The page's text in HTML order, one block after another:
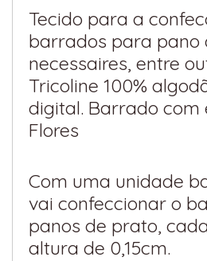
Tecido para a
barrados para pano
necessaires, entre
Tricoline 100%
digital. Barrado com
Flores
Com uma unidade
vai confeccionar o
panos de prato,
altura de 0,15cm.